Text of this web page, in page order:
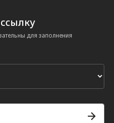
для заполнения